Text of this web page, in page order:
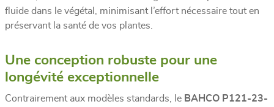
fluide dans le végétal, minimisant l’effort nécessaire tout en
préservant la santé de vos plantes.
Une conception robuste pour une
longévité exceptionnelle
Contrairement aux modèles standards, le BAHCO P121-23-